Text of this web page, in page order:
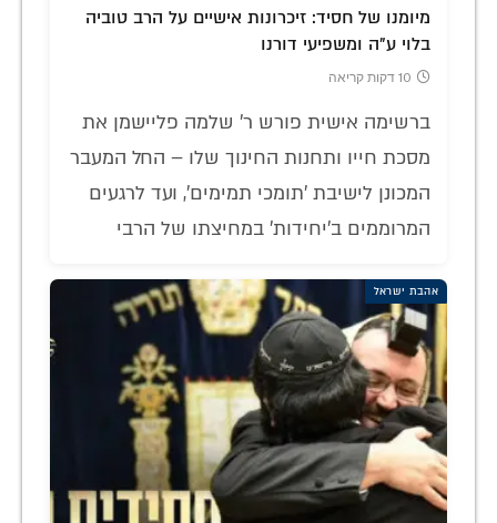
מיומנו של חסיד: זיכרונות אישיים על הרב טוביה
בלוי ע"ה ומשפיעי דורנו
10 דקות קריאה
ברשימה אישית פורש ר' שלמה פליישמן את
מסכת חייו ותחנות החינוך שלו – החל המעבר
המכונן לישיבת 'תומכי תמימים', ועד לרגעים
המרוממים ב'יחידות' במחיצתו של הרבי
אהבת ישראל